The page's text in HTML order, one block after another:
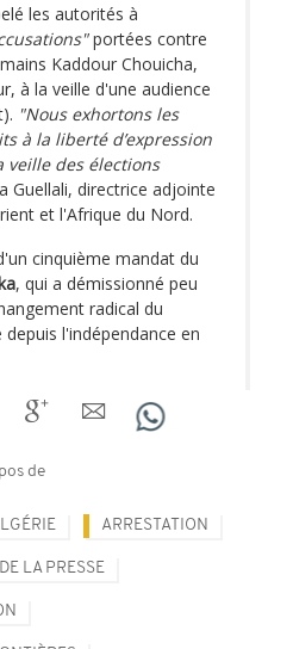
les autorités à
portées contre
Kaddour Chouicha,
à la veille d'une audience
"Nous exhortons les
à la liberté d’expression
veille des élections
Guellali, directrice adjointe
et l'Afrique du Nord.
cinquième mandat du
, qui a démissionné peu
radical du
l'indépendance en
de
ARRESTATION
LA PRESSE